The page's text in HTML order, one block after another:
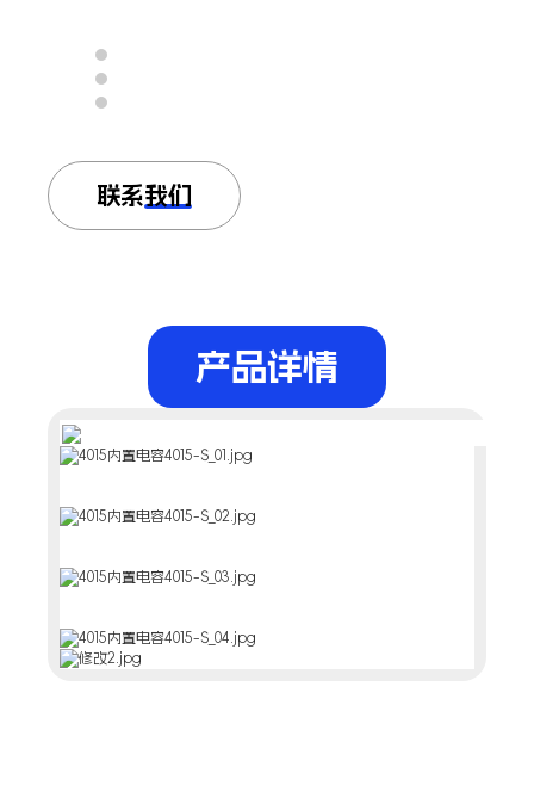
联系我们
产品详情